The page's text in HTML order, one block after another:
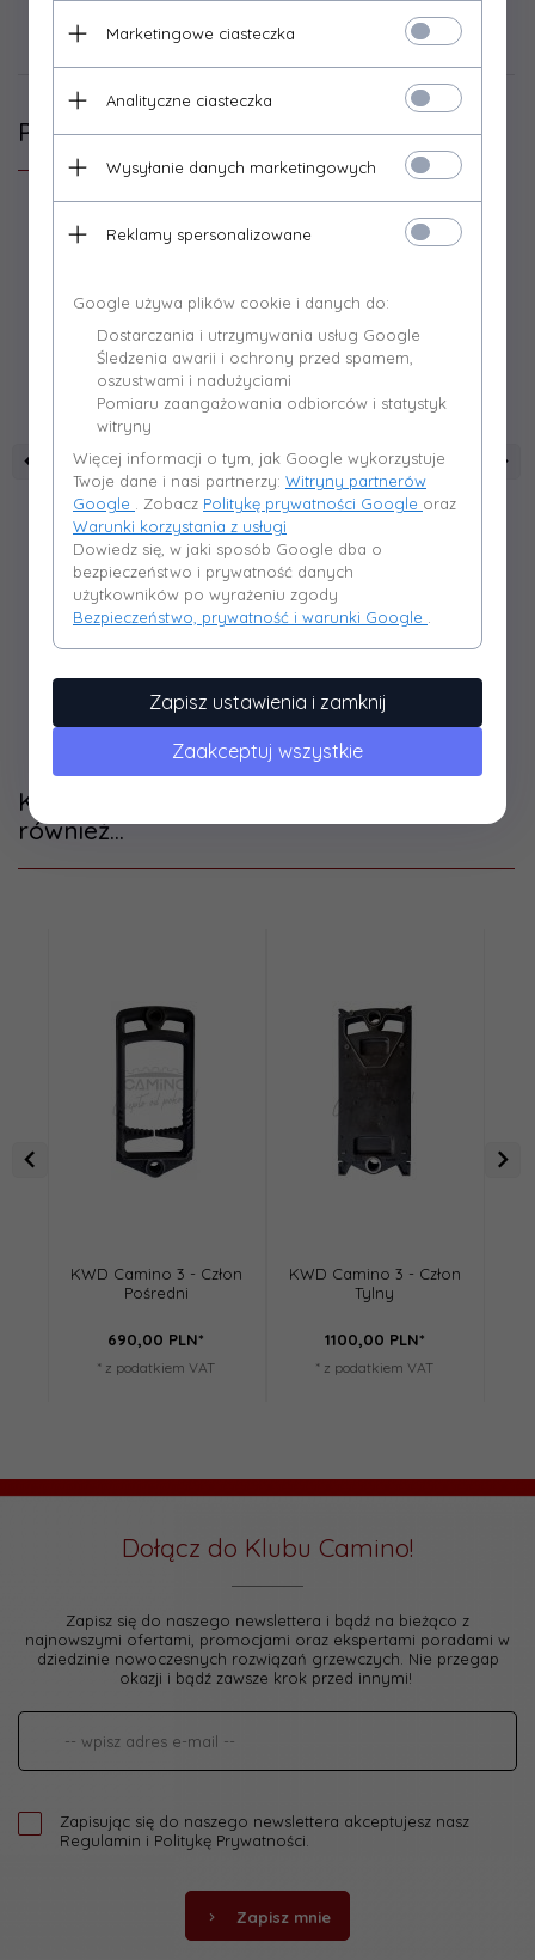
Marketingowe ciasteczka
Analityczne ciasteczka
Wysyłanie danych marketingowych
Reklamy spersonalizowane
Google używa plików cookie i danych do:
Dostarczania i utrzymywania usług Google
Śledzenia awarii i ochrony przed spamem,
oszustwami i nadużyciami
Pomiaru zaangażowania odbiorców i statystyk
witryny
Więcej informacji o tym, jak Google wykorzystuje
Twoje dane i nasi partnerzy: Witryny partnerów
Google
. Zobacz Politykę prywatności Google oraz
Warunki korzystania z usługi
Dowiedz się, w jaki sposób Google dba o
bezpieczeństwo i prywatność danych
użytkowników po wyrażeniu zgody
Bezpieczeństwo, prywatność i warunki Google
Zapisz ustawienia i zamknij
Zaakceptuj wszystkie
Opinie Klientów
Polecamy
Rura prosta RP
150/1000 CZ2
Kolano nastawne KNSR
150/90 CZ2 3 seg. z
rewizją
Klienci, którzy kupili ten produkt wybrali
również...
KWD Camino 3 - Człon
Pośredni
690,00 PLN*
* z podatkiem VAT
KWD Camino 3 - Człon
Tylny
1100,00 PLN*
* z podatkiem VAT
Dołącz do Klubu Camino!
Zapisz się do naszego newslettera i bądź na bieżąco z
najnowszymi ofertami, promocjami oraz ekspertami poradami w
dziedzinie nowoczesnych rozwiązań grzewczych. Nie przegap
okazji i bądź zawsze krok przed innymi!
Zapisując się do naszego newslettera akceptujesz nasz
Regulamin i Politykę Prywatności.
Zapisz mnie